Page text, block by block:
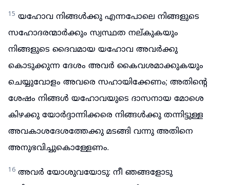
15 യഹോവ നിങ്ങൾക്കു എന്നപോലെ നിങ്ങളുടെ
സഹോദരന്മാർക്കും സ്വസ്ഥത നല്കുകയും
നിങ്ങളുടെ ദൈവമായ യഹോവ അവർക്കു
കൊടുക്കുന്ന ദേശം അവർ കൈവശമാക്കുകയും
ചെയ്യുവോളം അവരെ സഹായിക്കേണം; അതിന്റെ
ശേഷം നിങ്ങൾ യഹോവയുടെ ദാസനായ മോശെ
കിഴക്കു യോർദ്ദാന്നിക്കരെ നിങ്ങൾക്കു തന്നിട്ടുള്ള
അവകാശദേശത്തേക്കു മടങ്ങി വന്നു അതിനെ
അനുഭവിച്ചുകൊള്ളേണം.
16 അവർ യോശുവയോടു: നീ ഞങ്ങളോടു